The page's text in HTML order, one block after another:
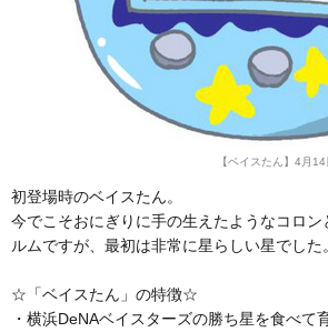
【ベイスたん】4月
初登場時のベイスたん。
今でこそおにぎりに手の生えたようなコロン
ルムですが、最初は非常に星らしい星でした。
☆「ベイスたん」の特徴☆
・横浜DeNAベイスターズの勝ち星を食べて